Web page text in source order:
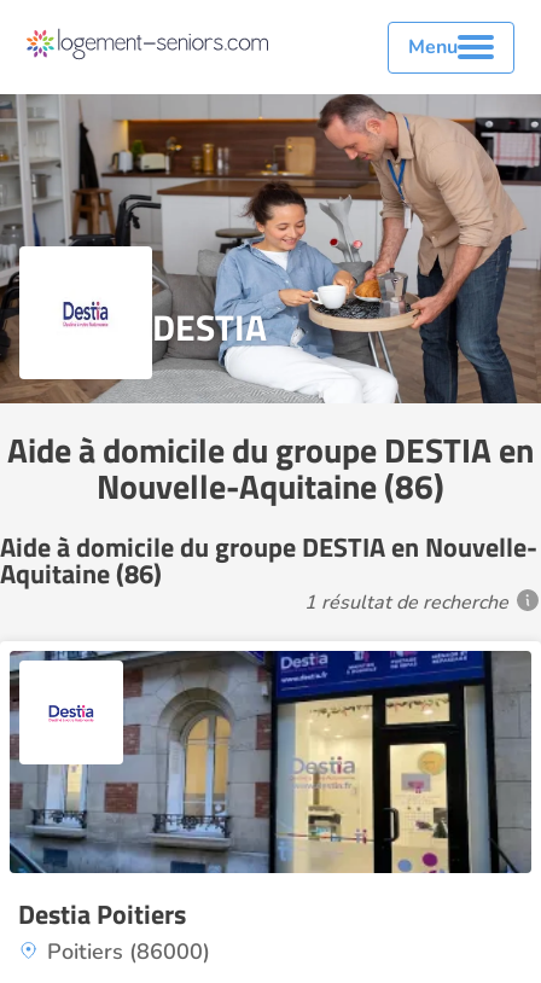
Menu
DESTIA
Aide à domicile du groupe DESTIA en
Nouvelle-Aquitaine (86)
Aide à domicile du groupe DESTIA en Nouvelle-
Aquitaine (86)
1 résultat de recherche
Destia Poitiers
Poitiers (86000)